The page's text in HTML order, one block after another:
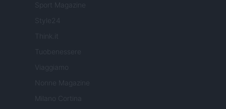
Sport Magazine
Style24
Think.it
Tuobenessere
Viaggiamo
Nonne Magazine
Milano Cortina